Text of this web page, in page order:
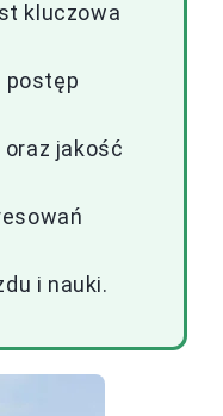
kluczowa
postęp
jakość
i nauki.